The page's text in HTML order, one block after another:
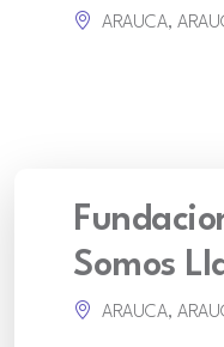
ARAUCA,
Somos
ARAUCA,